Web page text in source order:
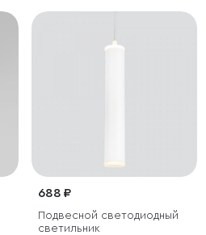
688 ₽
Подвесной светодиодный
светильник